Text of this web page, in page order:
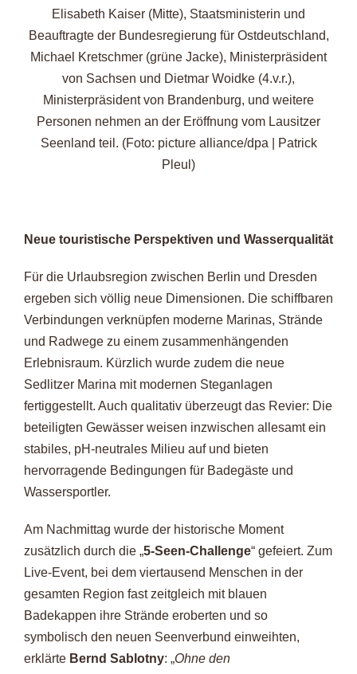
Elisabeth Kaiser (Mitte), Staatsministerin und
Beauftragte der Bundesregierung für Ostdeutschland,
Michael Kretschmer (grüne Jacke), Ministerpräsident
von Sachsen und Dietmar Woidke (4.v.r.),
Ministerpräsident von Brandenburg, und weitere
Personen nehmen an der Eröffnung vom Lausitzer
Seenland teil. (Foto: picture alliance/dpa | Patrick
Pleul)
Neue touristische Perspektiven und Wasserqualität
Für die Urlaubsregion zwischen Berlin und Dresden
ergeben sich völlig neue Dimensionen. Die schiffbaren
Verbindungen verknüpfen moderne Marinas, Strände
und Radwege zu einem zusammenhängenden
Erlebnisraum. Kürzlich wurde zudem die neue
Sedlitzer Marina mit modernen Steganlagen
fertiggestellt. Auch qualitativ überzeugt das Revier: Die
beteiligten Gewässer weisen inzwischen allesamt ein
stabiles, pH-neutrales Milieu auf und bieten
hervorragende Bedingungen für Badegäste und
Wassersportler.
Am Nachmittag wurde der historische Moment
zusätzlich durch die „5‑Seen-Challenge“ gefeiert. Zum
Live-Event, bei dem viertausend Menschen in der
gesamten Region fast zeitgleich mit blauen
Badekappen ihre Strände eroberten und so
symbolisch den neuen Seenverbund einweihten,
erklärte Bernd Sablotny: „Ohne den